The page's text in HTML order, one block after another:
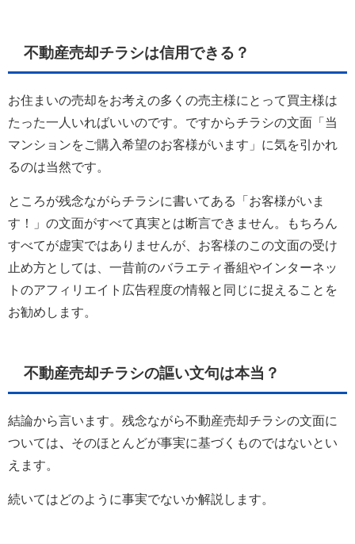
不動産売却チラシは信用できる？
お住まいの売却をお考えの多くの売主様にとって買主様は
たった一人いればいいのです。ですからチラシの文面「当
マンションをご購入希望のお客様がいます」に気を引かれ
るのは当然です。
ところが残念ながらチラシに書いてある「お客様がいま
す！」の文面がすべて真実とは断言できません。もちろん
すべてが虚実ではありませんが、お客様のこの文面の受け
止め方としては、一昔前のバラエティ番組やインターネッ
トのアフィリエイト広告程度の情報と同じに捉えることを
お勧めします。
不動産売却チラシの謳い文句は本当？
結論から言います。残念ながら不動産売却チラシの文面に
ついては、 そのほとんどが事実に基づくものではないとい
えます。
続いてはどのように事実でないか解説します。